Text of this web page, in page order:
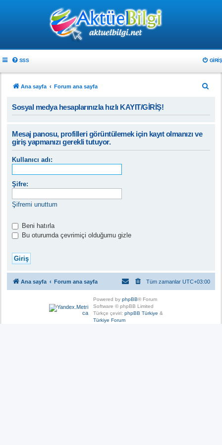
SSS GIRIŞ
Ana sayfa Forum ana sayfa
Sosyal medya hesaplarınızla hızlı KAYIT/GİRİŞ!
Mesaj panosu, profilleri görüntülemek için kayıt olmanızı ve
giriş yapmanızı gerekli tutuyor.
Kullanıcı adı:
Şifre:
Şifremi unuttum
Beni hatırla
Bu oturumda çevrimiçi olduğumu gizle
Ana sayfa Forum ana sayfa Tüm zamanlar UTC+03:00
Powered by phpBB® Forum
Software © phpBB Limited
Türkçe çeviri: phpBB Türkiye &
Türkiye Forum